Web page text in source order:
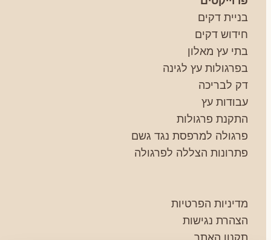
בניית דקים
חידוש דקים
בתי עץ מאלון
בפרגולות עץ לגינה
דק לבריכה
עבודות עץ
התקנת פרגולות
פרגולה למרפסת נגד גשם
פתרונות הצללה לפרגולה
מדיניות הפרטיות
הצהרת נגישות
תקנון האתר